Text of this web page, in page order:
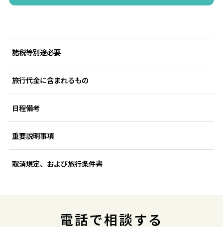
諸税等別途必要
旅行代金に含まれるもの
日程備考
重要説明事項
取消規定、および旅行条件書
電話で相談する